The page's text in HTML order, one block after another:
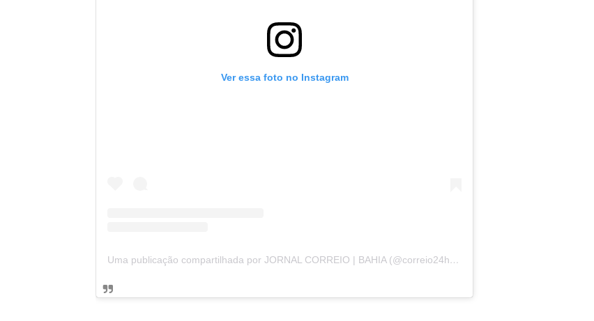
Ver essa foto no Instagram
Uma publicação compartilhada por JORNAL CORREIO | BAHIA (@correio24horas)